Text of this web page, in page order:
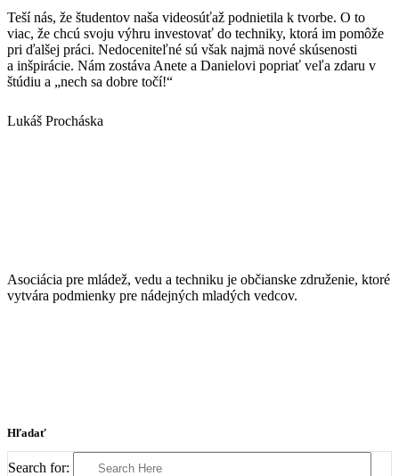
Teší nás, že študentov naša videosúťaž podnietila k tvorbe. O to
viac, že chcú svoju výhru investovať do techniky, ktorá im pomôže
pri ďalšej práci. Nedoceniteľné sú však najmä nové skúsenosti
a inšpirácie. Nám zostáva Anete a Danielovi popriať veľa zdaru v
štúdiu a „nech sa dobre točí!“
Lukáš Procháska
Asociácia pre mládež, vedu a techniku je občianske združenie, ktoré
vytvára podmienky pre nádejných mladých vedcov.
Hľadať
Search for: